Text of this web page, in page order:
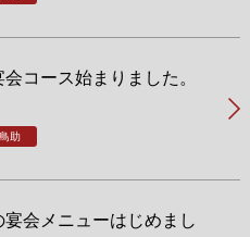
コース始まりました。
助
会メニューはじめまし